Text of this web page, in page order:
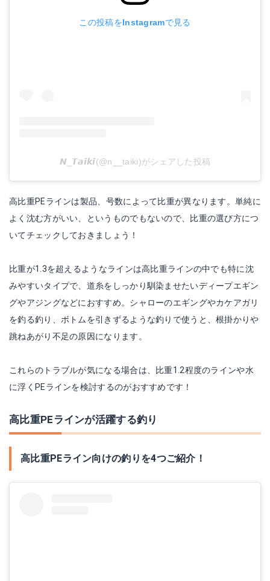
この投稿をInstagramで見る
𝙉_𝙏𝙖𝙞𝙠𝙞(@n__taiki)がシェアした投稿
高比重PEラインは製品、号数によって比重が異なります。単純に
よく沈む方がいい、というものでもないので、比重の選び方につ
いてチェックしておきましょう！
比重が1.3を超えるようなラインは高比重ラインの中でも特に沈
みやすいタイプで、道糸をしっかり馴染ませたいディープエギン
グやアジングなどにおすすめ。シャローのエギングやカケアガリ
を釣る釣り、ボトムを引きずるような釣りで使うと、根掛かりや
跳ねあがり不足の原因になります。
これらのトラブルが気になる場合は、比重1.2程度のラインや水
に浮くPEラインを検討するのがおすすめです！
高比重PEラインが活躍する釣り
高比重PEライン向けの釣りを4つご紹介！